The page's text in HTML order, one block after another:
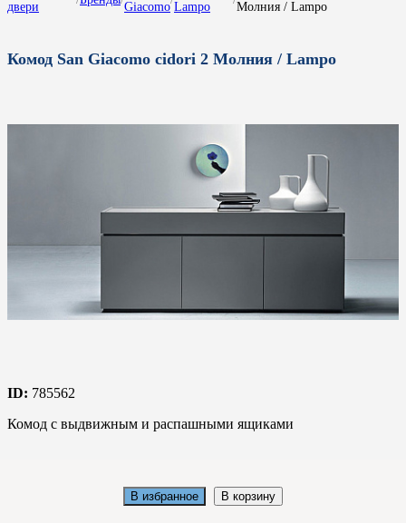
двери
Giacomo Lampo
Молния / Lampo
Комод San Giacomo cidori 2 Молния / Lampo
ID: 785562
Комод с выдвижным и распашными ящиками
В избранное В корзину